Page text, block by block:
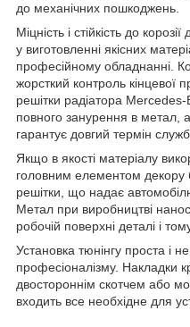
до механічних пошкоджень.
Міцність і стійкість до
у виготовленні якісних
професійному обладнанні.
жорсткий контроль кінцевої
решітки радіатора
повного занурення в метал,
гарантує довгий термін
Якщо в якості матеріалу
головним елементом декору
решітки, що надає
Метал при виробництві
робочій поверхні деталі і
Установка тюнінгу проста і
професіоналізму. Накладки
двостороннім скотчем або
входить все необхідне для